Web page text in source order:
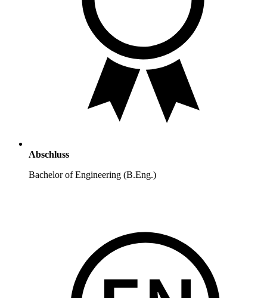
Abschluss
Bachelor of Engineering (B.Eng.)